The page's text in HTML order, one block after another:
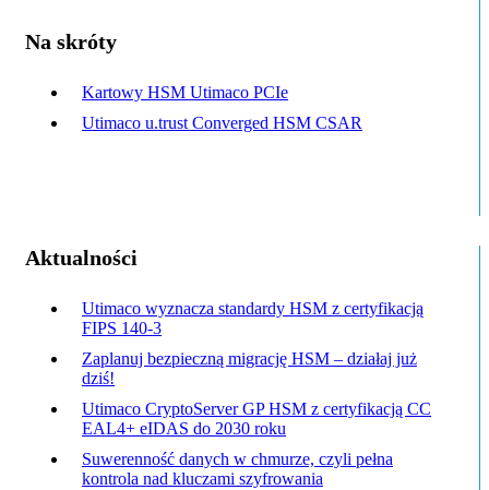
Na skróty
Kartowy HSM Utimaco PCIe
Utimaco u.trust Converged HSM CSAR
Aktualności
Utimaco wyznacza standardy HSM z certyfikacją
FIPS 140-3
Zaplanuj bezpieczną migrację HSM – działaj już
dziś!
Utimaco CryptoServer GP HSM z certyfikacją CC
EAL4+ eIDAS do 2030 roku
Suwerenność danych w chmurze, czyli pełna
kontrola nad kluczami szyfrowania